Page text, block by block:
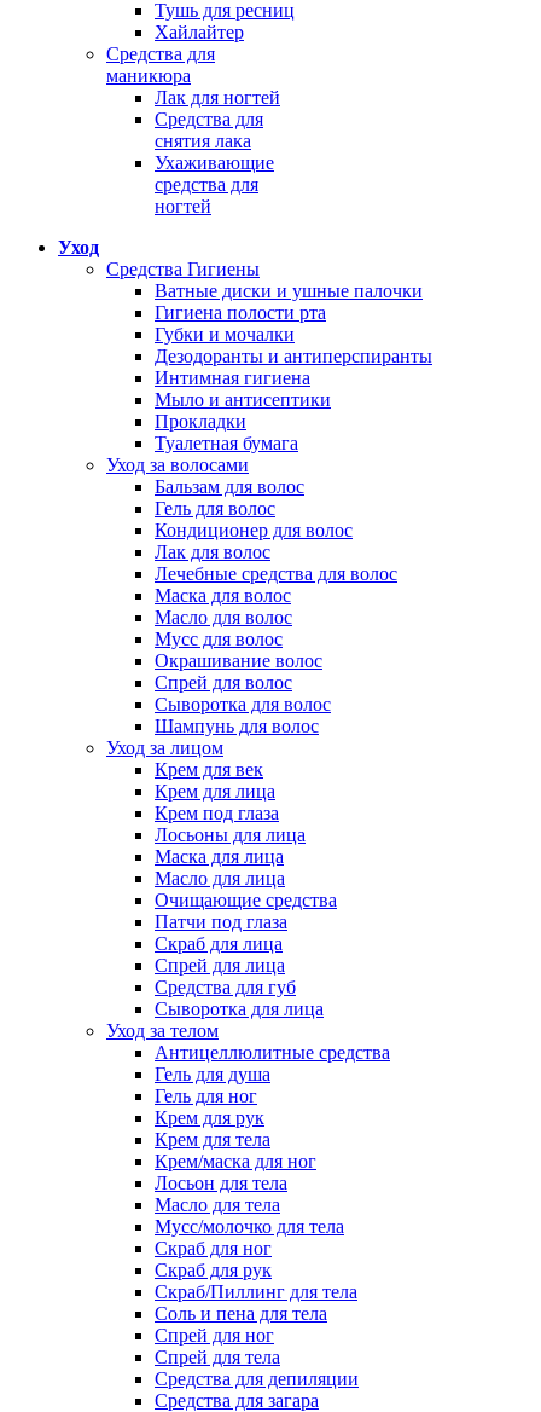
Тушь для ресниц
Хайлайтер
Средства для
маникюра
Лак для ногтей
Средства для
снятия лака
Ухаживающие
средства для
ногтей
Уход
Средства Гигиены
Ватные диски и ушные палочки
Гигиена полости рта
Губки и мочалки
Дезодоранты и антиперспиранты
Интимная гигиена
Мыло и антисептики
Прокладки
Туалетная бумага
Уход за волосами
Бальзам для волос
Гель для волос
Кондиционер для волос
Лак для волос
Лечебные средства для волос
Маска для волос
Масло для волос
Мусс для волос
Окрашивание волос
Спрей для волос
Сыворотка для волос
Шампунь для волос
Уход за лицом
Крем для век
Крем для лица
Крем под глаза
Лосьоны для лица
Маска для лица
Масло для лица
Очищающие средства
Патчи под глаза
Скраб для лица
Спрей для лица
Средства для губ
Сыворотка для лица
Уход за телом
Антицеллюлитные средства
Гель для душа
Гель для ног
Крем для рук
Крем для тела
Крем/маска для ног
Лосьон для тела
Масло для тела
Мусс/молочко для тела
Скраб для ног
Скраб для рук
Скраб/Пиллинг для тела
Соль и пена для тела
Спрей для ног
Спрей для тела
Средства для депиляции
Средства для загара